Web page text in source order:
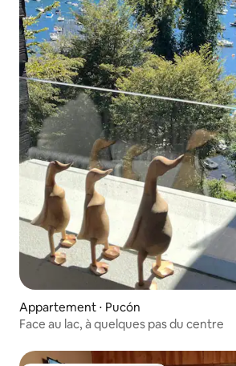
Appartement ⋅ Pucón
Face au lac, à quelques pas du centre